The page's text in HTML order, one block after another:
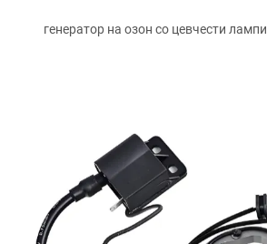
генератор на озон со цевчести лампи